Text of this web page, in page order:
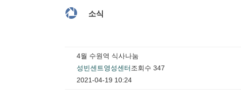
 소식
4월 수원역 식사나눔
성빈센트영성센터조회수 347
2021-04-19 10:24